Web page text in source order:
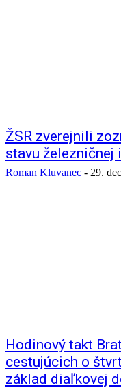
ŽSR zverejnili
stavu železničnej
Roman Kluvanec - 29.
Hodinový takt
cestujúcich o
základ diaľkovej